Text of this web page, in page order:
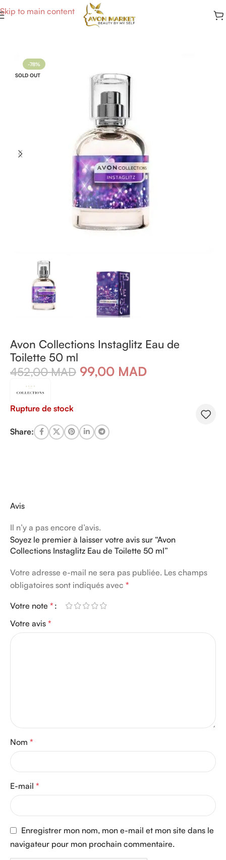
Skip to main content
Parfums Femme
-78%
SOLD OUT
Avon Collections Instaglitz Eau de
Toilette 50 ml
452,00MAD 99,00 MAD
Rupture de stock
Share:
Avis
Il n’y a pas encore d’avis.
Soyez le premier à laisser votre avis sur “Avon
Collections Instaglitz Eau de Toilette 50 ml”
Votre adresse e-mail ne sera pas publiée. Les champs
obligatoires sont indiqués avec *
Votre note *
Votre avis *
Nom *
E-mail *
Enregistrer mon nom, mon e-mail et mon site dans le
navigateur pour mon prochain commentaire.